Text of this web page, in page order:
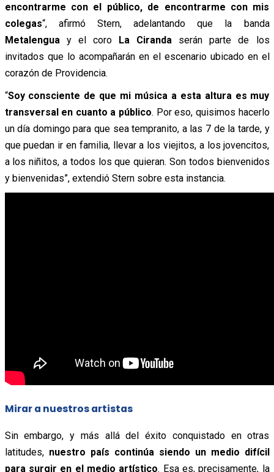
encontrarme con el público, de encontrarme con mis
colegas“, afirmó Stern, adelantando que la banda
Metalengua y el coro La Ciranda serán parte de los
invitados que lo acompañarán en el escenario ubicado en el
corazón de Providencia.
“Soy consciente de que mi música a esta altura es muy
transversal en cuanto a público. Por eso, quisimos hacerlo
un día domingo para que sea tempranito, a las 7 de la tarde, y
que puedan ir en familia, llevar a los viejitos, a los jovencitos,
a los niñitos, a todos los que quieran. Son todos bienvenidos
y bienvenidas”, extendió Stern sobre esta instancia.
Mirar a nuestros artistas
Sin embargo, y más allá del éxito conquistado en otras
latitudes, nuestro país continúa siendo un medio difícil
para surgir en el medio artístico. Esa es, precisamente, la